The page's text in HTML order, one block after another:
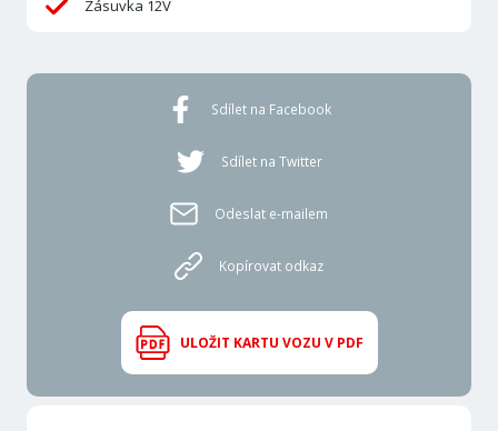
Zásuvka 12V
Sdílet na Facebook
Sdílet na Twitter
Odeslat e-mailem
Kopírovat odkaz
ULOŽIT KARTU VOZU V PDF